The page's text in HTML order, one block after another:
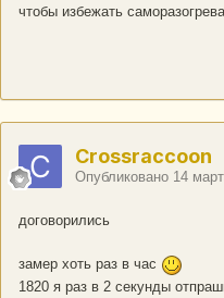
чтобы избежать
Crossraccoon
Опубликовано 14
договорились
замер хоть раз в час
1820 я раз в 2 секунды